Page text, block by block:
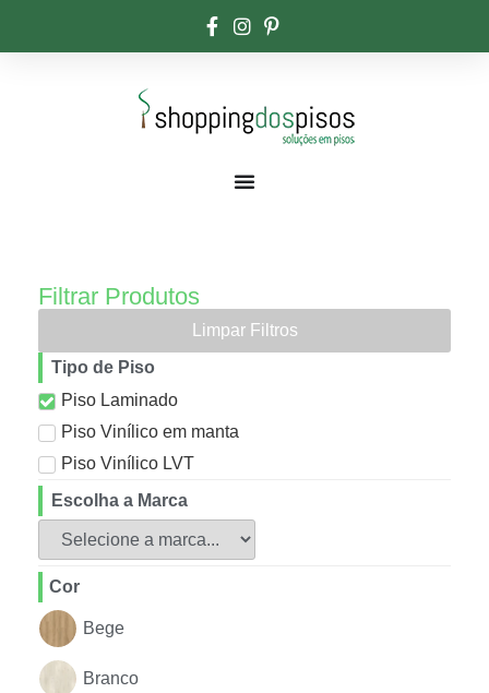
Filtrar Produtos
Limpar Filtros
Tipo de Piso
Piso Laminado
Piso Vinílico em manta
Piso Vinílico LVT
Escolha a Marca
Cor
Bege
Branco